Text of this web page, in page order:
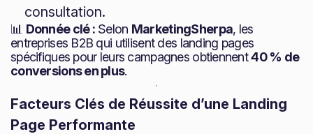
consultation.
📊 Donnée clé :Selon MarketingSherpa, les
entreprises B2B qui utilisent des landing pages
spécifiques pour leurs campagnes obtiennent40 % de
conversions en plus.
Facteurs Clés de Réussite d’une Landing
Page Performante